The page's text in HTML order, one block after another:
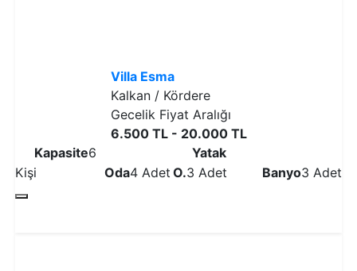
Villa Esma
Kalkan / Kördere
Gecelik Fiyat Aralığı
6.500 TL - 20.000 TL
Kapasite6
Kişi
Oda4 Adet
Yatak
O.3 Adet Banyo3 Adet